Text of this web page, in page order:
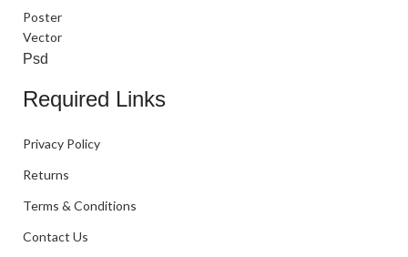
Poster
Vector
Psd
Required Links
Privacy Policy
Returns
Terms & Conditions
Contact Us